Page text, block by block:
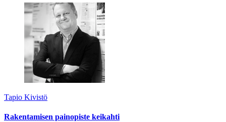
Tapio Kivistö
Rakentamisen painopiste keikahti